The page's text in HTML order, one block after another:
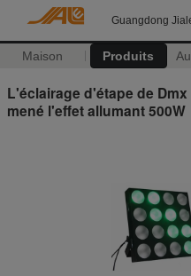
Guangdong
Maison Produits
L'éclairage d'étape de
mené l'effet allumant 500W